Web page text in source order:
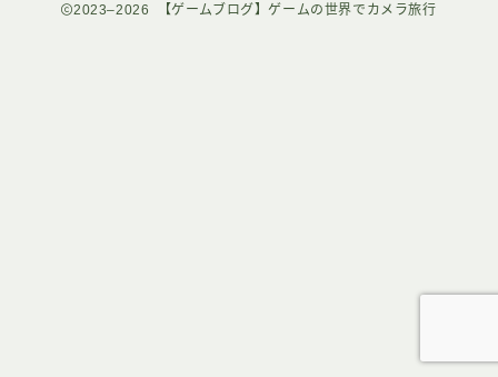
2023–2026 【ゲームブログ】ゲームの世界でカメラ旅行